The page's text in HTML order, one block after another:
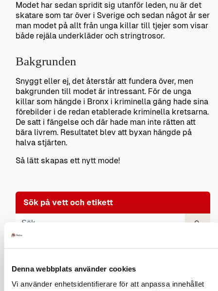
Denna webbplats använder cookies
Vi använder enhetsidentifierare för att anpassa innehållet
Sök på vett och etikett
Klockor som accessoar
Modet har sedan spridit sig utanför leden, nu är det
skatare som tar över i Sverige och sedan något år ser
man modet på allt från unga killar till tjejer som visar
både rejäla underkläder och stringtrosor.
Bakgrunden
Snyggt eller ej, det återstår att fundera över, men
bakgrunden till modet är intressant. För de unga
killar som hängde i Bronx i kriminella gäng hade sina
förebilder i de redan etablerade kriminella kretsarna.
De satt i fängelse och där hade man inte rätten att
bära livrem. Resultatet blev att byxan hängde på
halva stjärten.
Så lätt skapas ett nytt mode!